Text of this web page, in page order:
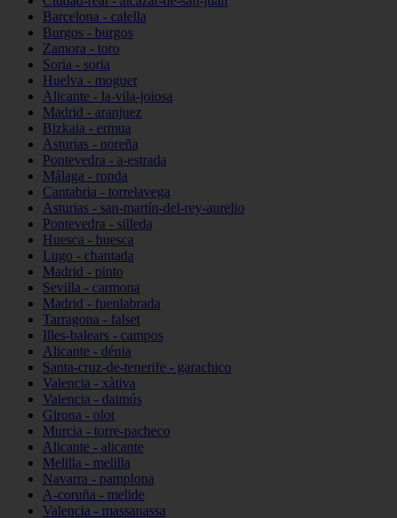
Barcelona - calella
Burgos - burgos
Zamora - toro
Soria - soria
Huelva - moguer
Alicante - la-vila-joiosa
Madrid - aranjuez
Bizkaia - ermua
Asturias - noreña
Pontevedra - a-estrada
Málaga - ronda
Cantabria - torrelavega
Asturias - san-martín-del-rey-aurelio
Pontevedra - silleda
Huesca - huesca
Lugo - chantada
Madrid - pinto
Sevilla - carmona
Madrid - fuenlabrada
Tarragona - falset
Illes-balears - campos
Alicante - dénia
Santa-cruz-de-tenerife - garachico
Valencia - xàtiva
Valencia - daimús
Girona - olot
Murcia - torre-pacheco
Alicante - alicante
Melilla - melilla
Navarra - pamplona
A-coruña - melide
Valencia - massanassa